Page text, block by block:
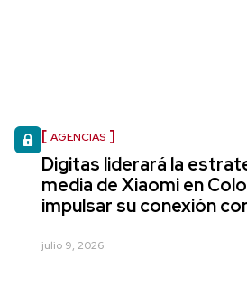
AGENCIAS
Digitas liderará la
media de Xiaomi en
impulsar su conexión
julio 9, 2026